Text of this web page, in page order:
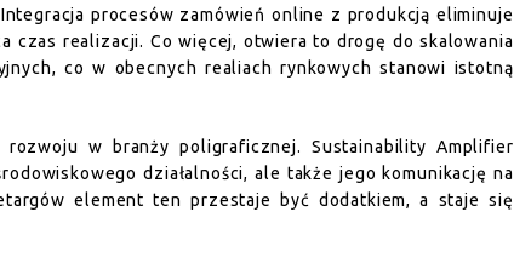
procesów zamówień online z produkcją eliminuje
czas realizacji. Co więcej, otwiera to drogę do skalowania
co w obecnych realiach rynkowych stanowi istotną
w branży poligraficznej. Sustainability Amplifier
działalności, ale także jego komunikację na
element ten przestaje być dodatkiem, a staje się